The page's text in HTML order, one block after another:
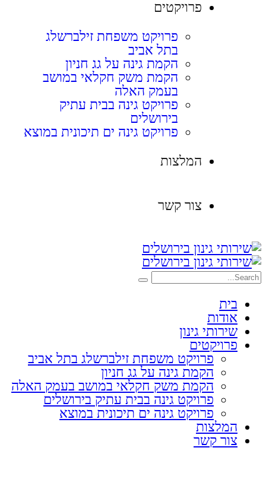
פרויקטים
פרויקט משפחת זילברשלג
בתל אביב
הקמת גינה על גג חניון
הקמת משק חקלאי במושב
בעמק האלה
פרויקט גינה בבית עתיק
בירושלים
פרויקט גינה ים תיכונית במוצא
המלצות
צור קשר
בית
אודות
שירותי גינון
פרויקטים
פרויקט משפחת זילברשלג בתל אביב
הקמת גינה על גג חניון
הקמת משק חקלאי במושב בעמק האלה
פרויקט גינה בבית עתיק בירושלים
פרויקט גינה ים תיכונית במוצא
המלצות
צור קשר